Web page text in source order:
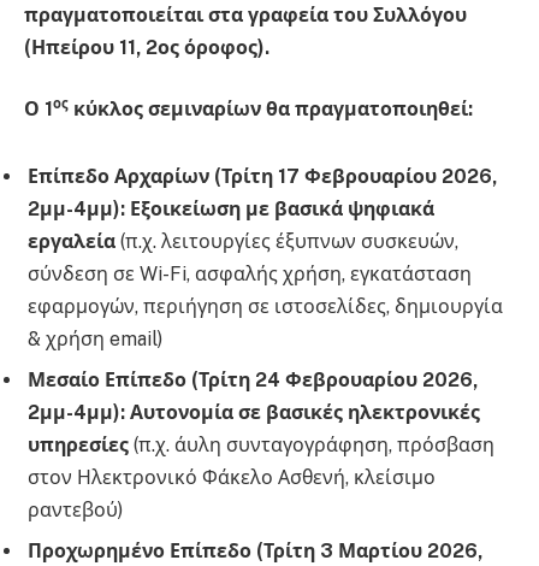
πραγματοποιείται στα γραφεία του Συλλόγου
(Ηπείρου 11, 2ος όροφος).
Ο 1 ος κύκλος σεμιναρίων θα πραγματοποιηθεί:
Επίπεδο Αρχαρίων (Τρίτη 17 Φεβρουαρίου 2026,
2μμ-4μμ): Εξοικείωση με βασικά ψηφιακά
εργαλεία (π.χ. λειτουργίες έξυπνων συσκευών,
σύνδεση σε Wi-Fi, ασφαλής χρήση, εγκατάσταση
εφαρμογών, περιήγηση σε ιστοσελίδες, δημιουργία
& χρήση email)
Μεσαίο Επίπεδο (Τρίτη 24 Φεβρουαρίου 2026,
2μμ-4μμ): Αυτονομία σε βασικές ηλεκτρονικές
υπηρεσίες (π.χ. άυλη συνταγογράφηση, πρόσβαση
στον Ηλεκτρονικό Φάκελο Ασθενή, κλείσιμο
ραντεβού)
Προχωρημένο Επίπεδο (Τρίτη 3 Μαρτίου 2026,